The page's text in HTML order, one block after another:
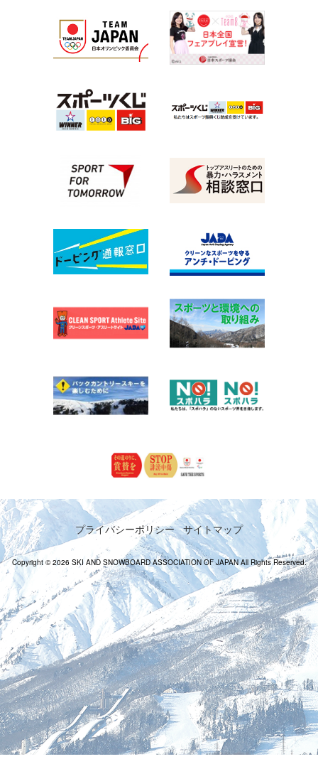
プライバシーポリシー サイトマップ
Copyright © 2026 SKI AND SNOWBOARD ASSOCIATION OF JAPAN All Rights Reserved.